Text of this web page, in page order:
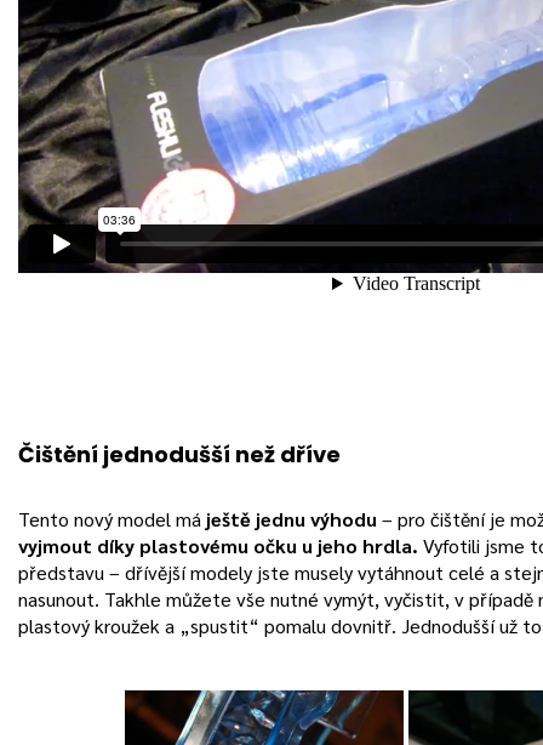
Čištění jednodušší než dříve
Tento nový model má ještě jednu výhodu – pro čištění je
vyjmout díky plastovému očku u jeho hrdla. Vyfotili jsme
představu – dřívější modely jste musely vytáhnout celé a
nasunout. Takhle můžete vše nutné vymýt, vyčistit, v případě
plastový kroužek a „spustit“ pomalu dovnitř. Jednodušší už